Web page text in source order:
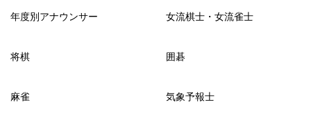
年度別アナウンサー 女流棋士・女流雀士
将棋 囲碁
麻雀 気象予報士